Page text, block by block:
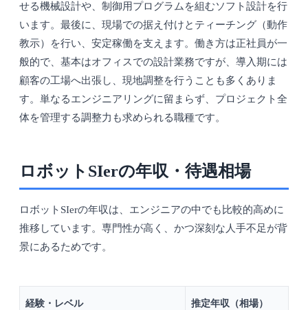
せる機械設計や、制御用プログラムを組むソフト設計を行
います。最後に、現場での据え付けとティーチング（動作
教示）を行い、安定稼働を支えます。働き方は正社員が一
般的で、基本はオフィスでの設計業務ですが、導入期には
顧客の工場へ出張し、現地調整を行うことも多くありま
す。単なるエンジニアリングに留まらず、プロジェクト全
体を管理する調整力も求められる職種です。
ロボットSIerの年収・待遇相場
ロボットSIerの年収は、エンジニアの中でも比較的高めに
推移しています。専門性が高く、かつ深刻な人手不足が背
景にあるためです。
経験・レベル 推定年収（相場）